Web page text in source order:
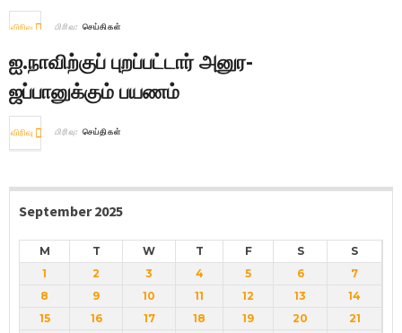
விரிவு பிரிவு: செய்திகள்
ஐ.நாவிற்குப் புறப்பட்டார் அனுர-
ஜப்பானுக்கும் பயணம்
விரிவு பிரிவு: செய்திகள்
September 2025
M T W T F S S
1 2 3 4 5 6
7
8
9 10 11 12 13
14
15
16 17 18 19 20
21